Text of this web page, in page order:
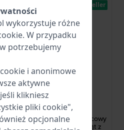
Garonne Kids
KV33Q468
Kid Scout 27 mm Kwarcowy
zegarek dla dziewcząt z
Bestseller
wykorzystuje różne
. W przypadku
potrzebujemy
i anonimowe
aktywne
klikniesz
pliki cookie",
opcjonalne